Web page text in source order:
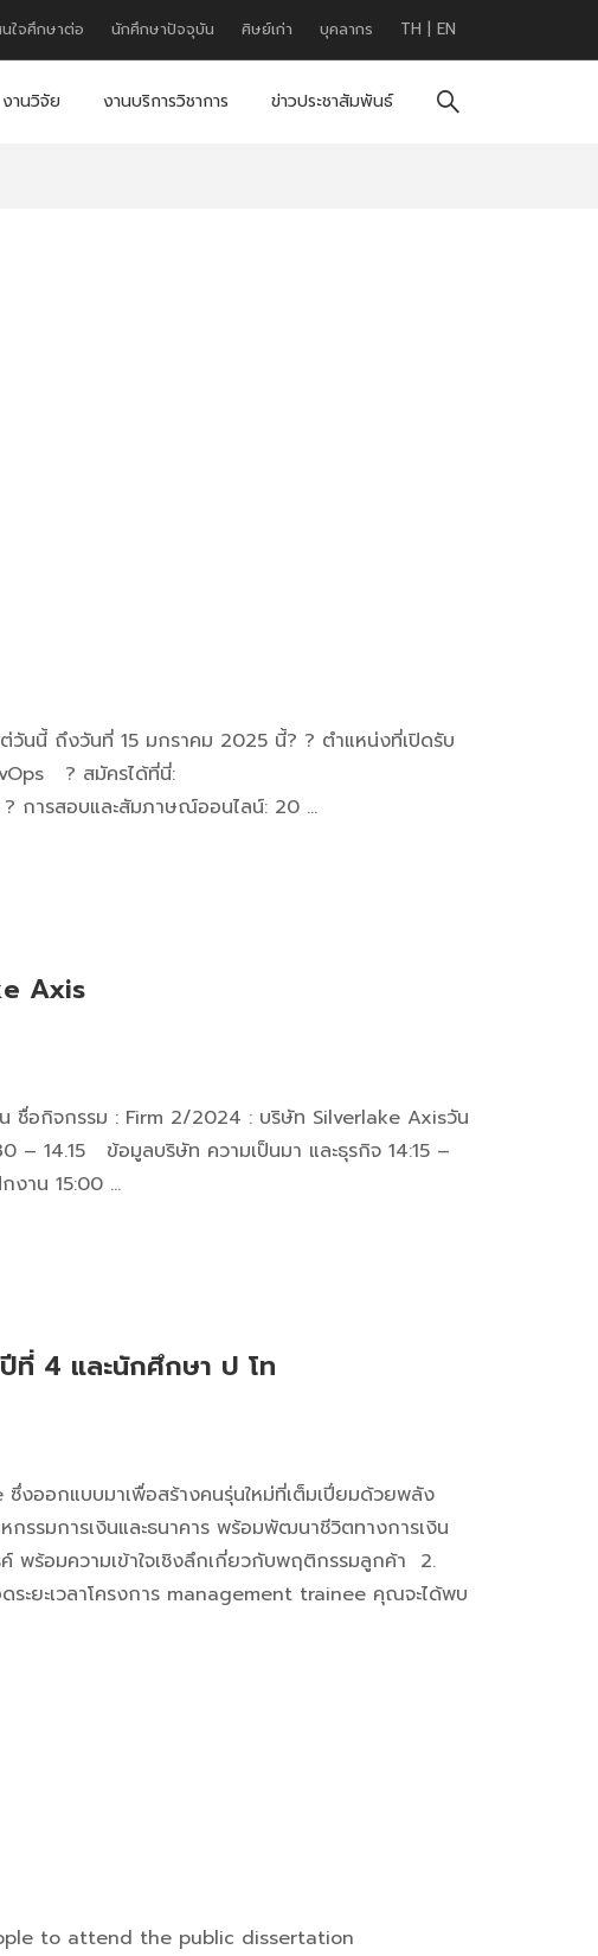
ใจศึกษาต่อ นักศึกษาปัจจุบัน ศิษย์เก่า บุคลากร TH | EN
งานวิจัย งานบริการวิชาการ ข่าวประชาสัมพันธ์
วันนี้ ถึงวันที่ 15 มกราคม 2025 นี้? ? ตำแหน่งที่เปิดรับ
? สมัครได้ที่นี่:
? การสอบและสัมภาษณ์ออนไลน์: 20 …
Axis
ชื่อกิจกรรม : Firm 2/2024 : บริษัท Silverlake Axisวัน
– 14.15 ข้อมูลบริษัท ความเป็นมา และธุรกิจ 14:15 –
งาน 15:00 …
ที่ 4 และนักศึกษา ป โท
งออกแบบมาเพื่อสร้างคนรุ่นใหม่ที่เต็มเปี่ยมด้วยพลัง
รรมการเงินและธนาคาร พร้อมพัฒนาชีวิตทางการเงิน
พร้อมความเข้าใจเชิงลึกเกี่ยวกับพฤติกรรมลูกค้า 2.
ยะเวลาโครงการ management trainee คุณจะได้พบ
to attend the public dissertation